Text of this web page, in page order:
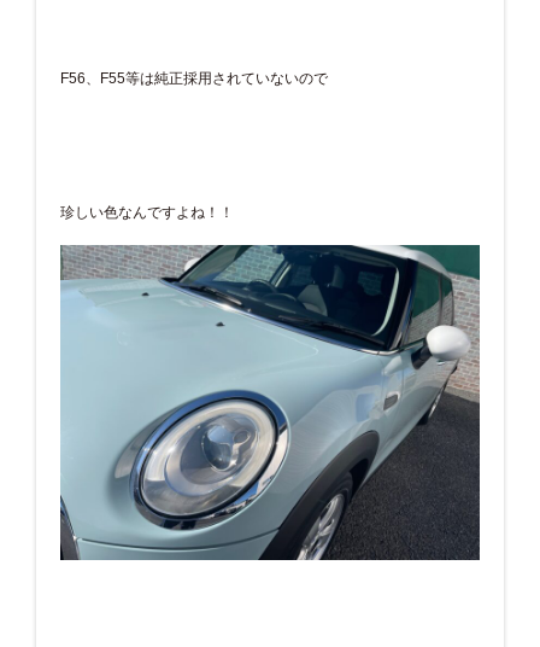
F56、F55等は純正採用されていないので
珍しい色なんですよね！！